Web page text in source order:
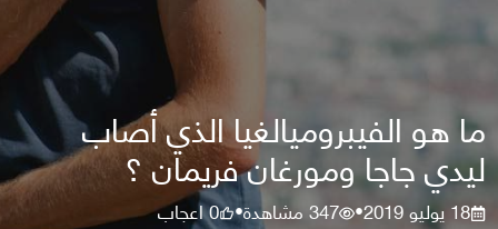
ما هو الفيبروميالغيا الذي أصاب
ليدي جاجا ومورغان فريمان ؟
18 يوليو 2019 •
347مشاهدة•
0اعجاب